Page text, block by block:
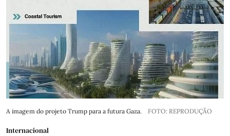
A imagem do projeto Trump para a futura Gaza. FOTO: REPRODUÇÃO
Internacional